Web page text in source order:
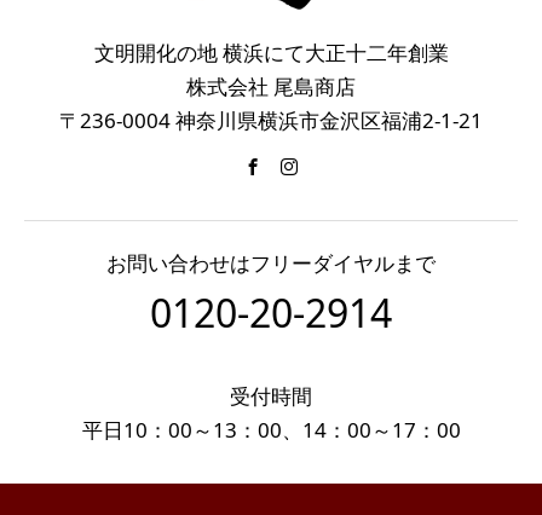
文明開化の地 横浜にて大正十二年創業
株式会社 尾島商店
〒236-0004 神奈川県横浜市金沢区福浦2-1-21
お問い合わせはフリーダイヤルまで
0120-20-2914
受付時間
平日10：00～13：00、14：00～17：00